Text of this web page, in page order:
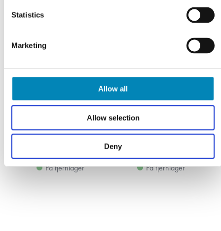
Statistics
Marketing
Allow all
Allow selection
Deny
låger og softclose - Total
bredde 134 til 449cm.
Fra 9.984,00DKK
På fjernlager
mål til garderobe med 4
låger og softclose - Total
bredde 176 til 596 cm.
Fra 13.312,00DKK
På fjernlager